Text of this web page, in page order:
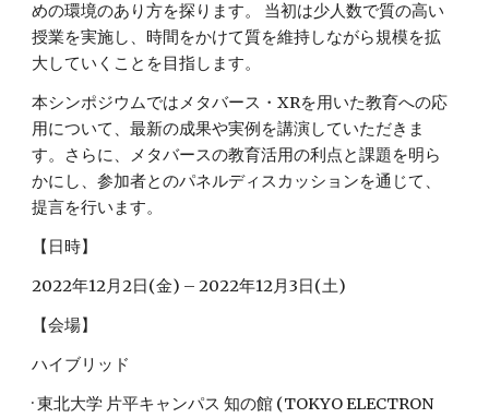
めの環境のあり方を探ります。 当初は少人数で質の高い
授業を実施し、時間をかけて質を維持しながら規模を拡
大していくことを目指します。
本シンポジウムではメタバース・XRを用いた教育への応
用について、最新の成果や実例を講演していただきま
す。さらに、メタバースの教育活用の利点と課題を明ら
かにし、参加者とのパネルディスカッションを通じて、
提言を行います。
【 日時】
2022年12月2日(金) – 2022年12月3日(土)
【会場】
ハイブリッド
· 東北大学 片平キャンパス 知の館 (TOKYO ELECTRON